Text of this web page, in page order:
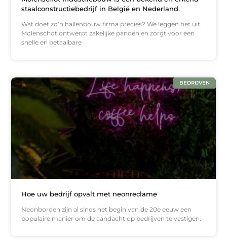
staalconstructiebedrijf in België en Nederland.
Wat doet zo’n hallenbouw firma precies? We leggen het uit.
Molenschot ontwerpt zakelijke panden en zorgt voor een
snelle en betaalbare
BEDRIJVEN
Hoe uw bedrijf opvalt met neonreclame
Neonborden zijn al sinds het begin van de 20e eeuw een
populaire manier om de aandacht op bedrijven te vestigen.